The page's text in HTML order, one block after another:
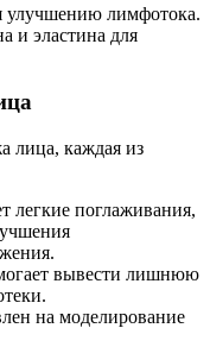
улучшению лимфотока.
и эластина для
лица, каждая из
легкие поглаживания,
вывести лишнюю
на моделирование